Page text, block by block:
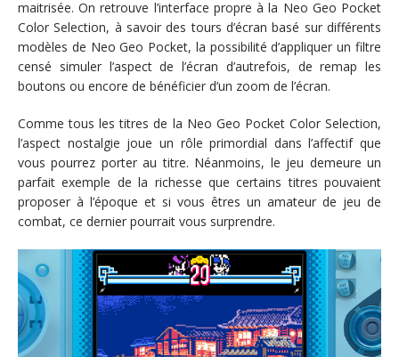
maitrisée. On retrouve l’interface propre à la Neo Geo Pocket
Color Selection, à savoir des tours d’écran basé sur différents
modèles de Neo Geo Pocket, la possibilité d’appliquer un filtre
censé simuler l’aspect de l’écran d’autrefois, de remap les
boutons ou encore de bénéficier d’un zoom de l’écran.
Comme tous les titres de la Neo Geo Pocket Color Selection,
l’aspect nostalgie joue un rôle primordial dans l’affectif que
vous pourrez porter au titre. Néanmoins, le jeu demeure un
parfait exemple de la richesse que certains titres pouvaient
proposer à l’époque et si vous êtres un amateur de jeu de
combat, ce dernier pourrait vous surprendre.